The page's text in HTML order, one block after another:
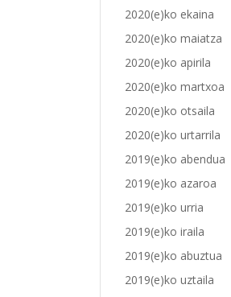
2020(e)ko ekaina
2020(e)ko maiatza
2020(e)ko apirila
2020(e)ko martxoa
2020(e)ko otsaila
2020(e)ko urtarrila
2019(e)ko abendua
2019(e)ko azaroa
2019(e)ko urria
2019(e)ko iraila
2019(e)ko abuztua
2019(e)ko uztaila